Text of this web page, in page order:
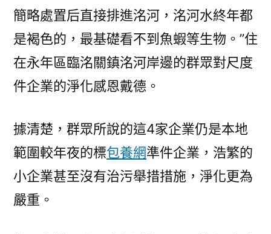
簡略處置后直接排進洺河，洺河水終年都
是褐色的，最基礎看不到魚蝦等生物。”住
在永年區臨洺關鎮洺河岸邊的群眾對尺度
件企業的淨化感恩戴德。
據清楚，群眾所說的這4家企業仍是本地
範圍較年夜的標包養網準件企業，浩繁的
小企業甚至沒有治污舉措措施，淨化更為
嚴重。